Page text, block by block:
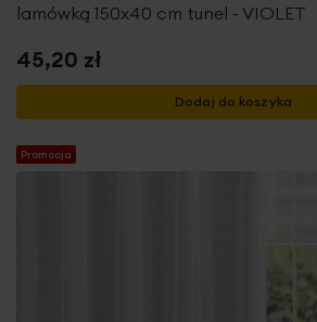
lamówką 150x40 cm tunel - VIOLET
45,20 zł
Dodaj do koszyka
Promocja